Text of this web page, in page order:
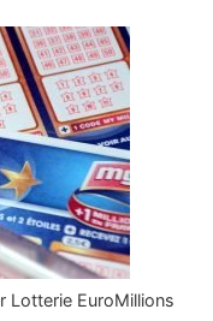
Lotterie EuroMillions